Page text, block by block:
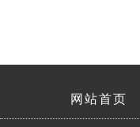
网站首页